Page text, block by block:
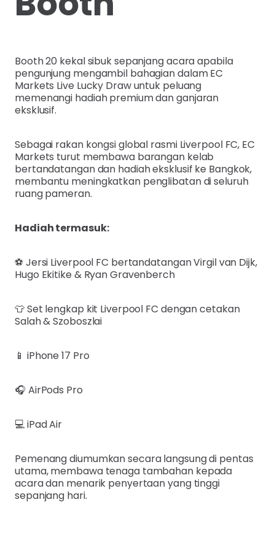
Booth 20 kekal sibuk sepanjang acara apabila
pengunjung mengambil bahagian dalam EC
Markets Live Lucky Draw untuk peluang
memenangi hadiah premium dan ganjaran
eksklusif.
Sebagai rakan kongsi global rasmi Liverpool FC, EC
Markets turut membawa barangan kelab
bertandatangan dan hadiah eksklusif ke Bangkok,
membantu meningkatkan penglibatan di seluruh
ruang pameran.
Hadiah termasuk:
⚽ Jersi Liverpool FC bertandatangan Virgil van Dijk,
Hugo Ekitike & Ryan Gravenberch
👕 Set lengkap kit Liverpool FC dengan cetakan
Salah & Szoboszlai
📱 iPhone 17 Pro
🎧 AirPods Pro
💻 iPad Air
Pemenang diumumkan secara langsung di pentas
utama, membawa tenaga tambahan kepada
acara dan menarik penyertaan yang tinggi
sepanjang hari.